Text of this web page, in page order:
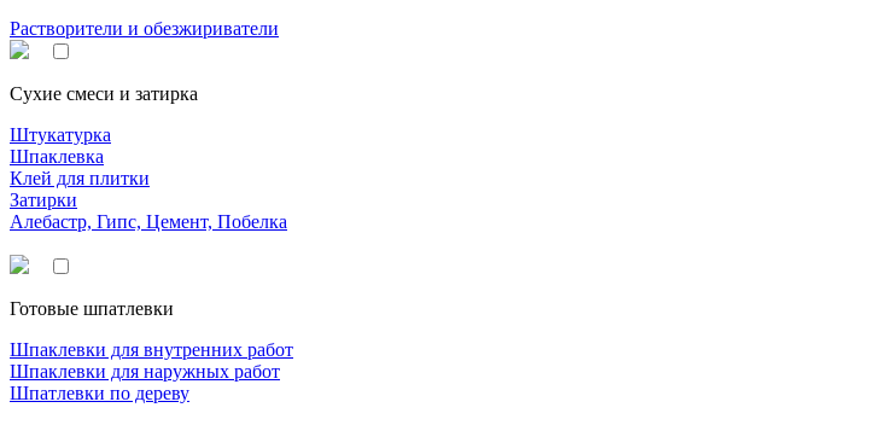
Растворители и обезжириватели
Сухие смеси и затирка
Штукатурка
Шпаклевка
Клей для плитки
Затирки
Алебастр, Гипс, Цемент, Побелка
Готовые шпатлевки
Шпаклевки для внутренних работ
Шпаклевки для наружных работ
Шпатлевки по дереву